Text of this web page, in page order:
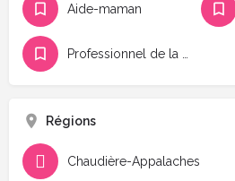
Aide-maman
Régions
Chaudière-Appalaches